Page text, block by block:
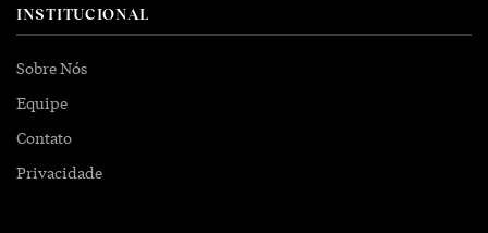
INSTITUCIONAL
Sobre Nós
Equipe
Contato
Privacidade